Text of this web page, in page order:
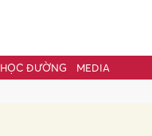
HỌC ĐƯỜNG MEDIA